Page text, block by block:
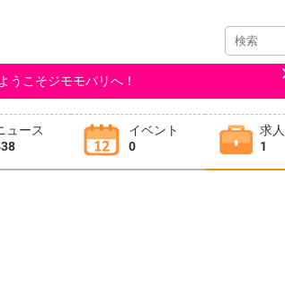
ようこそジモモパリへ！
ュース
イベント
0
求人
1